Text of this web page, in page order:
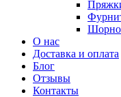
Шорно
О нас
Доставка и оплата
Блог
Отзывы
Контакты